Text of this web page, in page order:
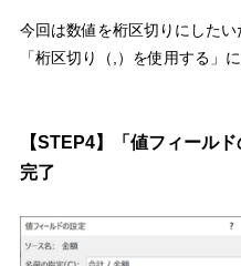
今回は数値を桁区切りにしたい
「桁区切り（ ）を使用する」
【STEP4】「値フィール
完了